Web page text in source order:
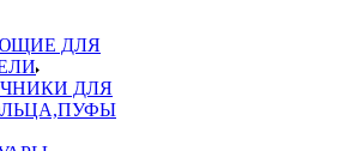
ДЛЯ
ДЛЯ